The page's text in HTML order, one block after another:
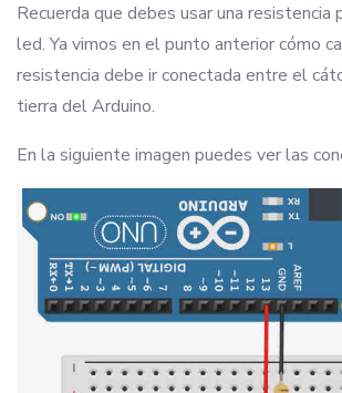
Recuerda que debes usar una
led. Ya vimos en el punto anterior cómo
resistencia debe ir conectada entre el
tierra del Arduino.
En la siguiente imagen puedes ver las